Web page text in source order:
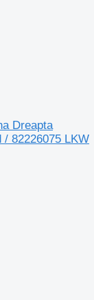
Dreapta
/ 82226075 LKW